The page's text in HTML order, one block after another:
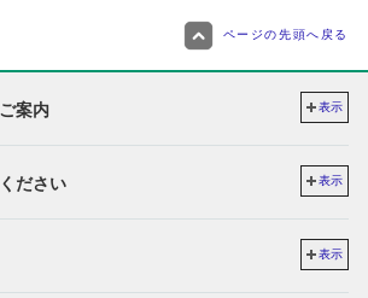
ページの先頭へ戻る
案内 表示
ださい 表示
表示